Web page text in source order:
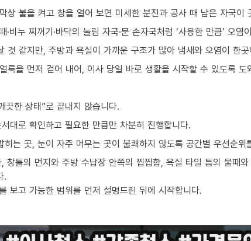
상 불을 켜고 창을 열어 보면 미세한 분진과 공사 때 남은 자국이
비누 찌꺼기·바닥의 눌림 자국·문 손자국처럼 ‘사용한 만큼’ 오염
것 같지만, 주방과 욕실이 가까운 구조가 많아 냄새와 오염이 한
룩을 먼저 걷어 내어, 이사 당일 바로 생활을 시작할 수 있도록 도
끗한 상태”로 끝내지 않습니다.
대로 확인하고 필요한 만큼만 차분히 진행합니다.
는 곳, 눈이 자주 머무는 곳이 불쾌하지 않도록 공간별 우선순위
창틀의 먼지와 주방 수납장 안쪽의 찝찝함, 욕실 타일 틈의 물때
.
보고 가능한 범위를 먼저 설명드린 뒤에 시작합니다.